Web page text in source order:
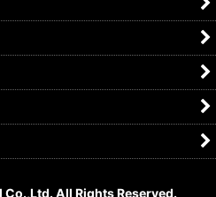
All Rights Reserved.